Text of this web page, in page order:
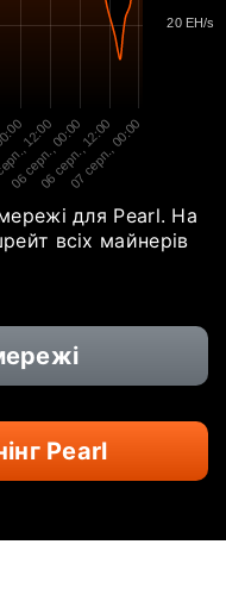
12:00
06 серп., 00:00
06 серп., 12:00
07 серп., 00:00
20 EH/s
для Pearl. На
всіх майнерів
Pearl